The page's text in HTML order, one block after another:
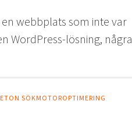
webbplats som inte var
WordPress-lösning, några
SÖKMOTOROPTIMERING